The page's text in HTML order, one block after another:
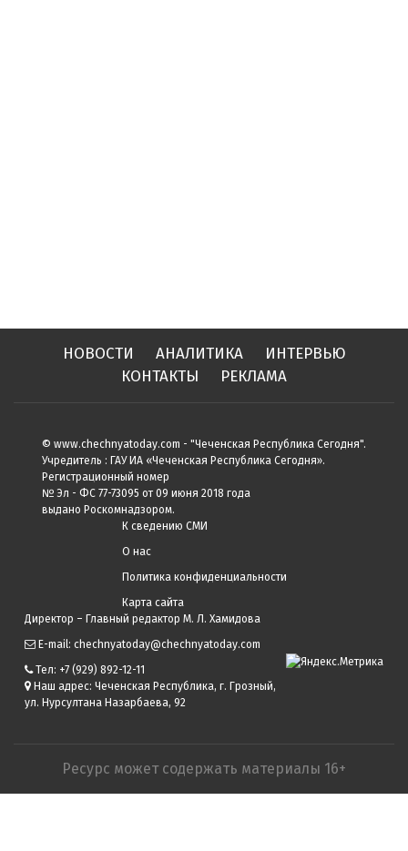
НОВОСТИ АНАЛИТИКА
ИНТЕРВЬЮ
КОНТАКТЫ
РЕКЛАМА
© www.chechnyatoday.com - "Чеченcкая Республика Сегодня".
Учредитель : ГАУ ИА «Чеченская Республика Сегодня».
Регистрационный номер
№ Эл - ФС 77-73095 от 09 июня 2018 года
выдано Роскомнадзором.
К сведению СМИ
О нас
Политика конфиденциальности
Карта сайта
Директор – Главный редактор М. Л. Хамидова
E-mail: chechnyatoday@chechnyatoday.com
Тел: +7 (929) 892-12-11
Наш адрес: Чеченская Республика, г. Грозный,
ул. Нурсултана Назарбаева, 92
Ресурс может содержать материалы 16+